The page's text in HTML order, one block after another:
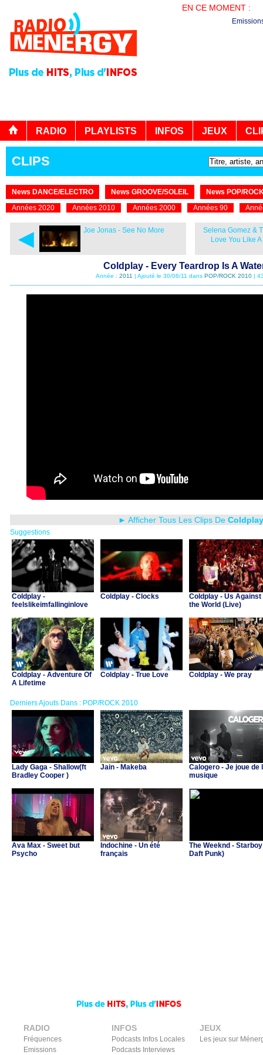
EN CE MOMENT :
RADIO PLAYLISTS INFOS JEUX
CLIPS
News DANCE/ELECTRO News GROOVE/SOLEIL
News POP/
Années 2020
Années 2010 Années 2000 Années 90
◄ Joe Jonas - See No More
Selena Gomez &
Love You Like
Coldplay - Every Teardrop Is A
Année : 2011 | Ajouté le 30/06/11 dans POP/ROCK 2010|
► Afficher Tous Les Clips De Coldplay
Suggestions
Coldplay -
feelslikeimfallinginlove
Coldplay - Clocks
Coldplay - Us Against
the World (Live)
Coldplay - Adventure Of
A Lifetime
Coldplay - True Love Coldplay - We pray
Derniers Ajouts Dans : POP/ROCK 2010
Lady Gaga - Shallow(ft
Bradley Cooper )
Jain - Makeba
Calogero - Je joue de
musique
Ava Max - Sweet but
Psycho
Indochine - Un été
français
The Weeknd -
Daft Punk)
RADIO
Fréquences
Emissions
INFOS
Podcasts Infos Locales
Podcasts Interviews
JEUX
Les jeux sur